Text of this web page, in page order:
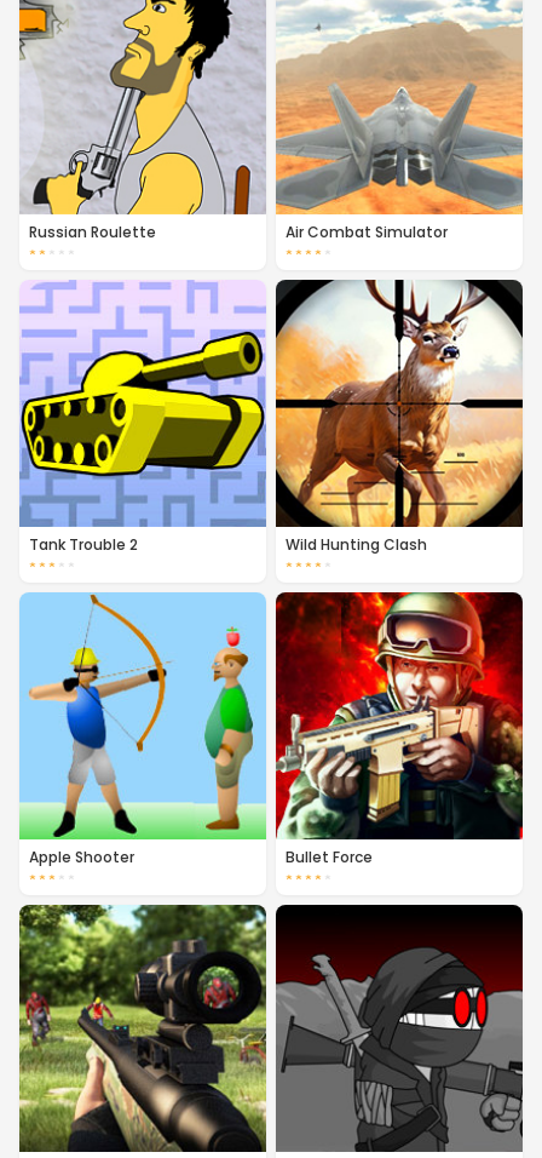
Russian Roulette
★ ★ ★ ★ ★
Air Combat Simulator
★ ★ ★ ★ ★
Tank Trouble 2
★ ★ ★ ★ ★
Wild Hunting Clash
★ ★ ★ ★ ★
Apple Shooter
★ ★ ★ ★ ★
Bullet Force
★ ★ ★ ★ ★